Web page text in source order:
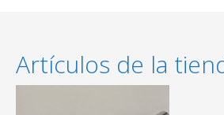
Artículos de la